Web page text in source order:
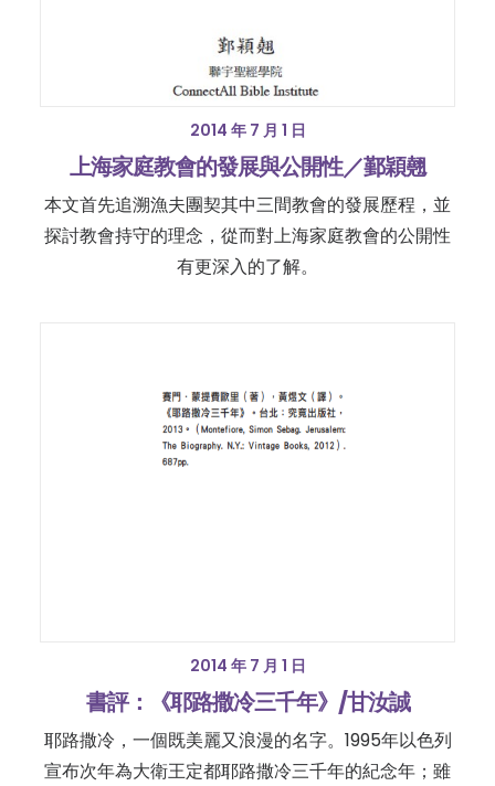
2014 年 7 月 1 日
上海家庭教會的發展與公開性／鄞穎翹
本文首先追溯漁夫團契其中三間教會的發展歷程，並
探討教會持守的理念，從而對上海家庭教會的公開性
有更深入的了解。
2014 年 7 月 1 日
書評：《耶路撒冷三千年》/甘汝誠
耶路撒冷，一個既美麗又浪漫的名字。1995年以色列
宣布次年為大衛王定都耶路撒冷三千年的紀念年；雖